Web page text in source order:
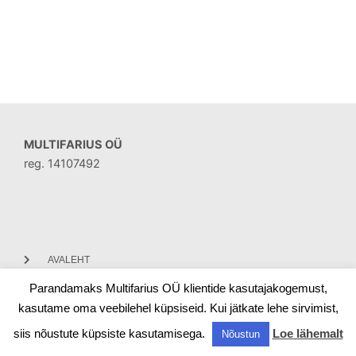
MULTIFARIUS OÜ
reg. 14107492
AVALEHT
KONTAKT
Parandamaks Multifarius OÜ klientide kasutajakogemust,
kasutame oma veebilehel küpsiseid. Kui jätkate lehe sirvimist,
siis nõustute küpsiste kasutamisega.
Nõustun Loe lähemalt